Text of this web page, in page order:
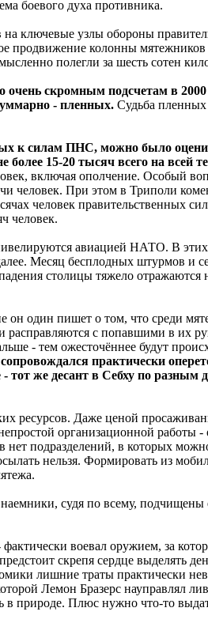
боевого духа противника.
ключевые узлы обороны
продвижение колонны
полегли за шесть сотен
скромным подсчетам в
- пленных. Судьба пленных
к силам ПНС, можно было
15-20 тысяч всего на всей
включая ополчение. Особый
При этом в Триполи
человек правительственных
человек.
авиацией НАТО. В
Месяц бесплодных штурмов и
столицы тяжело отражаются
один пишет о том, что среди
расправляются с попавшими в их
- тем ожесточённее будут
практически
- тот же десант в Себху по
ресурсов. Даже ценой
организационной работы
подразделений, в которых можно
нельзя. Формировать из
судя по всему,
воевал оружием, за
скрепя сердце выделять
лишние траты практически
Лемон Бразерс науправлял
в природе. Плюс нужно что-то